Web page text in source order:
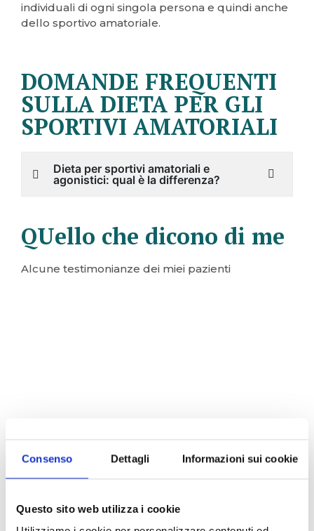
Consenso Dettagli Informazioni sui cookie
Questo sito web utilizza i cookie
individuali di ogni singola persona e quindi anche
dello sportivo amatoriale.
DOMANDE FREQUENTI
SULLA DIETA PER GLI
SPORTIVI AMATORIALI
Dieta per sportivi amatoriali e
agonistici: qual è la differenza?
QUello che dicono di me
Alcune testimonianze dei miei pazienti